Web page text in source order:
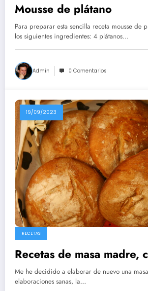
Mousse de plátano
Para preparar esta sencilla receta mousse de
los siguientes ingredientes: 4 plátanos…
Admin 0 Comentarios
19/09/2023
RECETAS
Recetas de masa madre,
Me he decidido a elaborar de nuevo una
elaboraciones sanas, la…